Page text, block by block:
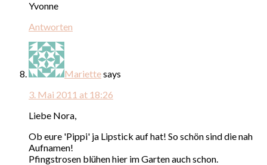
Yvonne
Antworten
Mariettesays
3. Mai 2011 at 18:26
Liebe Nora,
Ob eure 'Pippi' ja Lipstick auf hat! So schön sind die nah
Aufnamen!
Pfingstrosen blühen hier im Garten auch schon.